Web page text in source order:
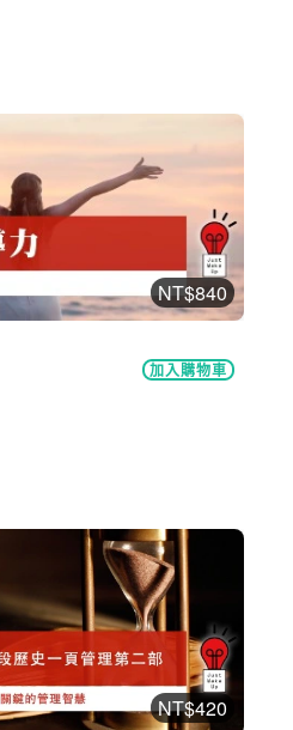
NT$840
加入購物車
NT$420